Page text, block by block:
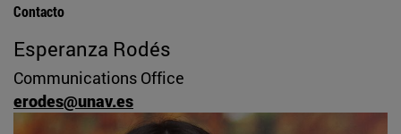
Contacto
Esperanza Rodés
Communications Office
erodes@unav.es